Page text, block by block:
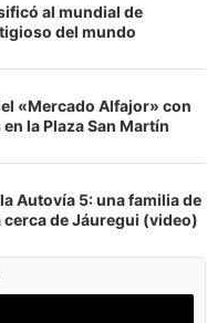
al mundial de
del mundo
«Mercado Alfajor» con
la Plaza San Martín
Autovía 5: una familia de
de Jáuregui (video)